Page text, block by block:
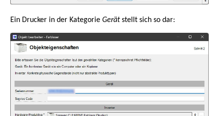
Ein Drucker in der Kategorie Gerätstellt sich so dar: